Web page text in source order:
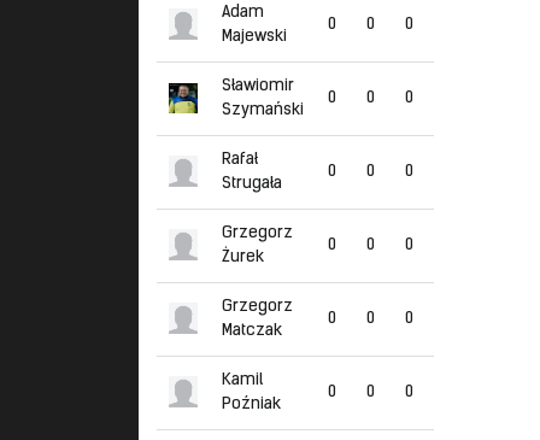
Adam
Majewski
0 0 0
Sławiomir
Szymański
0 0 0
Rafał
Strugała
0 0 0
Grzegorz
Żurek
0 0 0
Grzegorz
Matczak
0 0 0
Kamil
Poźniak
0 0 0